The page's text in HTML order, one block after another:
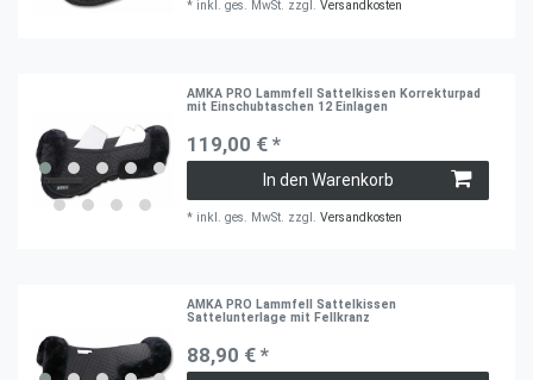
* inkl. ges. MwSt. zzgl.Versandkosten
AMKA PRO Lammfell Sattelkissen Korrekturpad
mit Einschubtaschen 12 Einlagen
119,00 € *
In den Warenkorb
* inkl. ges. MwSt. zzgl.Versandkosten
AMKA PRO Lammfell Sattelkissen
Sattelunterlage mit Fellkranz
88,90 € *